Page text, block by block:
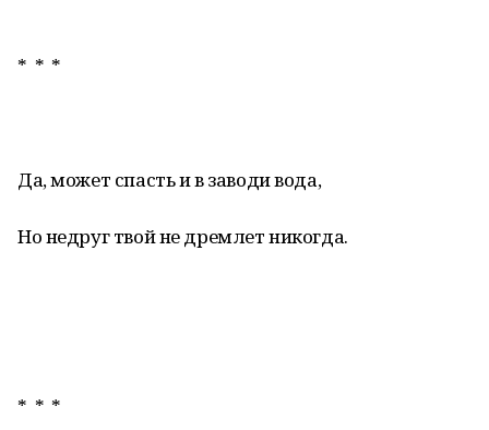
* * *
Да, может спасть и в заводи вода,
Но недруг твой не дремлет никогда.
* * *